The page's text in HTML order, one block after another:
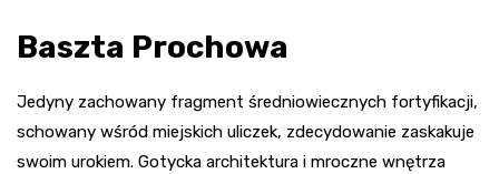
Baszta Prochowa
Jedyny zachowany fragment średniowiecznych fortyfikacji,
schowany wśród miejskich uliczek, zdecydowanie zaskakuje
swoim urokiem. Gotycka architektura i mroczne wnętrza